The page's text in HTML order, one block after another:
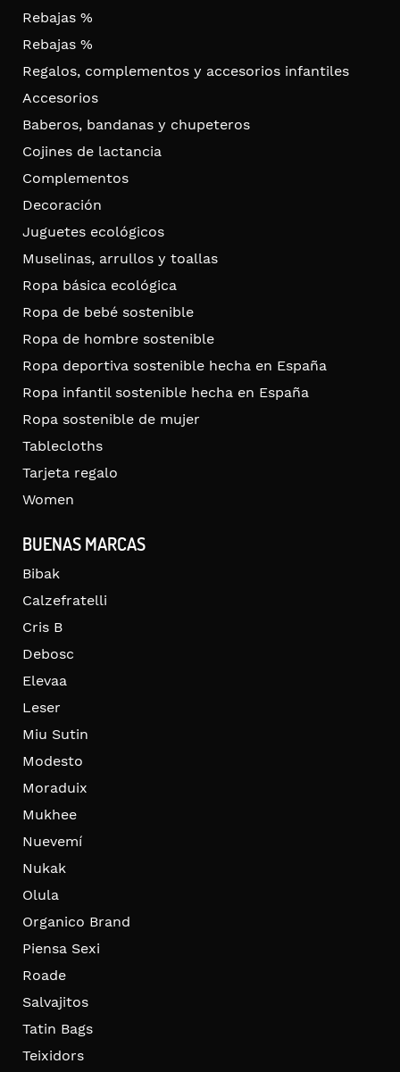
Rebajas %
Rebajas %
Regalos, complementos y accesorios infantiles
Accesorios
Baberos, bandanas y chupeteros
Cojines de lactancia
Complementos
Decoración
Juguetes ecológicos
Muselinas, arrullos y toallas
Ropa básica ecológica
Ropa de bebé sostenible
Ropa de hombre sostenible
Ropa deportiva sostenible hecha en España
Ropa infantil sostenible hecha en España
Ropa sostenible de mujer
Tablecloths
Tarjeta regalo
Women
BUENAS MARCAS
Bibak
Calzefratelli
Cris B
Debosc
Elevaa
Leser
Miu Sutin
Modesto
Moraduix
Mukhee
Nuevemí
Nukak
Olula
Organico Brand
Piensa Sexi
Roade
Salvajitos
Tatin Bags
Teixidors